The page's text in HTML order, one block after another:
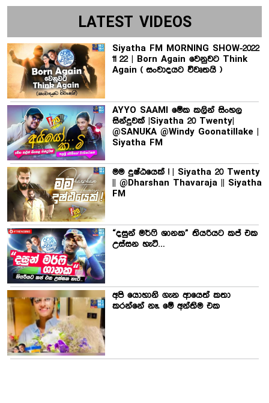
LATEST VIDEOS
Siyatha FM MORNING SHOW-2022
11 22 | Born Again වෙනුවට Think
Again ( සංවාදයට විවෘතයි )
AYYO SAAMI මේක කලින් සිංහල
සින්දුවක් |Siyatha 20 Twenty|
@SANUKA @Windy Goonatillake |
Siyatha FM
මම දුෂ්ඨයෙක් ! | Siyatha 20 Twenty
|| @Dharshan Thavaraja || Siyatha
FM
“දසුන් මර්ෆි ශානක” තියරියට කප් එක
උස්සන හැටි…
අපි යොහානි ගැන ආයෙත් කතා
කරන්නේ නෑ. මේ අන්තිම එක